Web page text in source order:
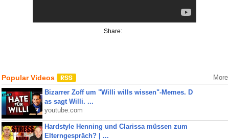
Share:
Popular Videos More
Bizarrer Zoff um "Willi wills wissen"-Memes. D
as sagt Willi. ...
youtube.com
Hardstyle Henning und Clarissa müssen zum
Elterngespräch? | ...